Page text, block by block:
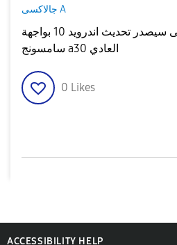
جالاكسى A
متى سيصدر تحديث اندرويد 10 بواجهة one ui 2.0 لهاتف
سامسونج a30 العادي
0 Likes
ACCESSIBILITY HELP